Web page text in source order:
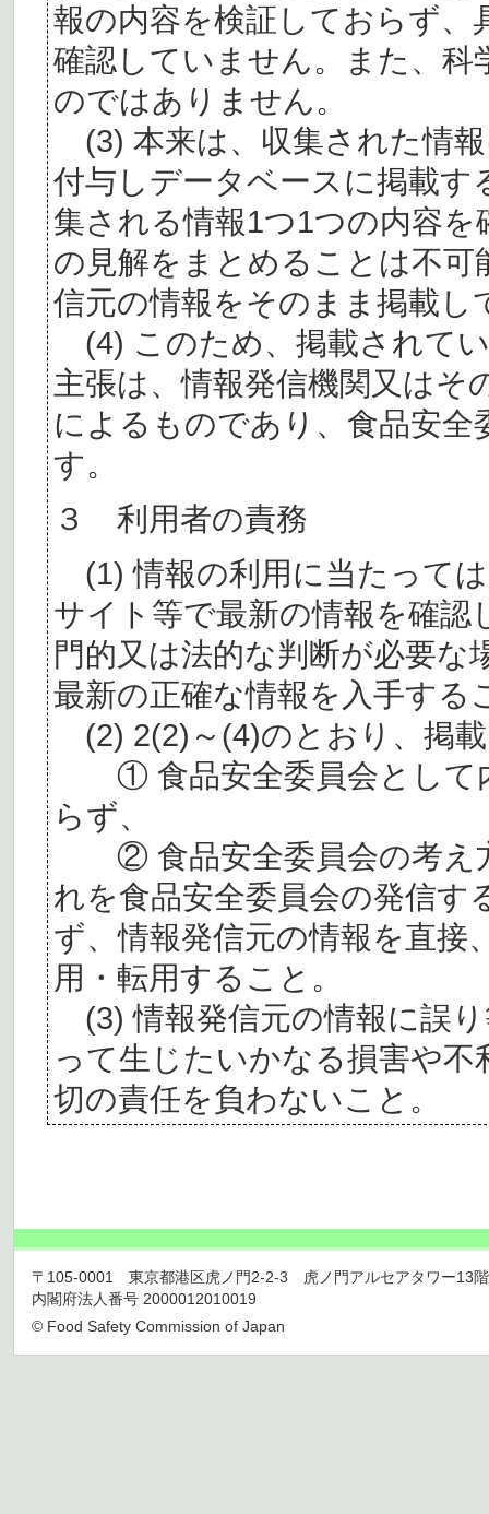
報の内容を検証しておらず、
確認していません。また、
のではありません。
(3) 本来は、収集された情
付与しデータベースに掲載
集される情報1つ1つの内容
の見解をまとめることは不
信元の情報をそのまま掲載し
(4) このため、掲載されて
主張は、情報発信機関又はそ
によるものであり、食品安
す。
３ 利用者の責務
(1) 情報の利用に当たって
サイト等で最新の情報を確認
門的又は法的な判断が必要
最新の正確な情報を入手する
(2) 2(2)～(4)のとおり、掲
① 食品安全委員会として
らず、
② 食品安全委員会の考え
れを食品安全委員会の発信す
ず、情報発信元の情報を直接
用・転用すること。
(3) 情報発信元の情報に誤
って生じたいかなる損害や
切の責任を負わないこと。
〒105-0001 東京都港区虎ノ門2-2-3 虎ノ門アルセアタワー13
内閣府法人番号 2000012010019
© Food Safety Commission of Japan